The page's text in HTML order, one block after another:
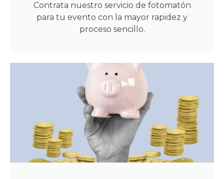
Contrata nuestro servicio de fotomatón
para tu evento con la mayor rapidez y
proceso sencillo.